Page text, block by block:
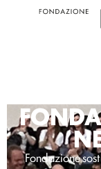
Fondazione